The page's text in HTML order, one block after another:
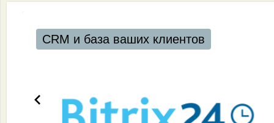
CRM и база ваших клиентов